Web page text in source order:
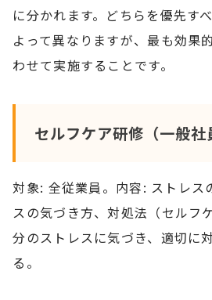
に分かれます。どちらを優先す
よって異なりますが、最も効果
わせて実施することです。
セルフケア研修（一般社
対象: 全従業員。内容: ストレス
スの気づき方、対処法（セルフ
分のストレスに気づき、適切に
る。